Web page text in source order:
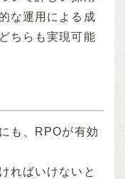
な運用による成
ちらも実現可能
も、RPOが有効
ればいけないと